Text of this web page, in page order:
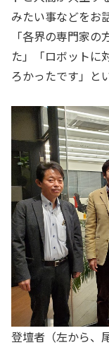
みたい事などをお
「各界の専門家
た」「ロボットに
ろかったです」と
登壇者（左から、